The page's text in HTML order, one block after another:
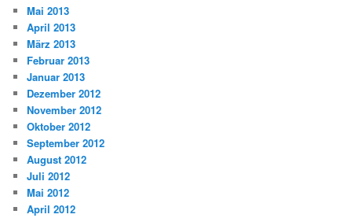
Mai 2013
April 2013
März 2013
Februar 2013
Januar 2013
Dezember 2012
November 2012
Oktober 2012
September 2012
August 2012
Juli 2012
Mai 2012
April 2012